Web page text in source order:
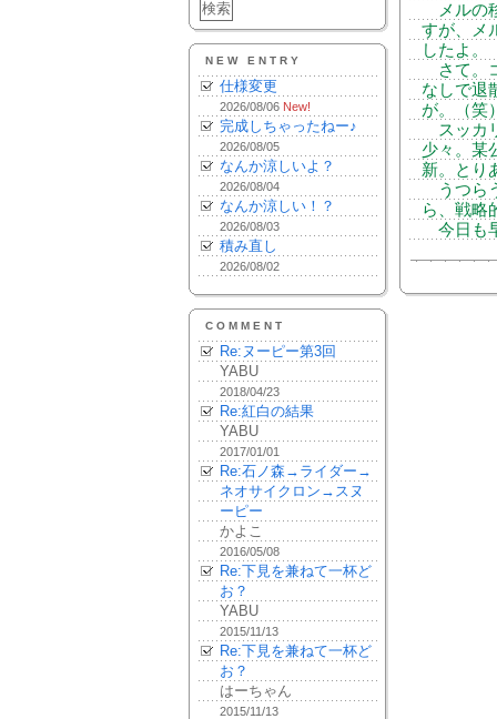
NEW ENTRY
仕様変更
2026/08/06 New!
完成しちゃったねー♪
2026/08/05
なんか涼しいよ？
2026/08/04
なんか涼しい！？
2026/08/03
積み直し
2026/08/02
COMMENT
Re:ヌーピー第3回
YABU
2018/04/23
Re:紅白の結果
YABU
2017/01/01
Re:石ノ森→ライダー→
ネオサイクロン→スヌ
ーピー
かよこ
2016/05/08
Re:下見を兼ねて一杯ど
お？
YABU
2015/11/13
Re:下見を兼ねて一杯ど
お？
はーちゃん
2015/11/13
メルの
すが、メ
したよ。
さて。
なしで退
が。（笑
スッカ
少々。某
新。とり
うつら
ら、戦略
今日も